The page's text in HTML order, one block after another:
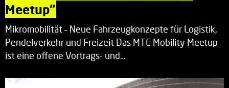
Meetup“
Mikromobilität – Neue Fahrzeugkonzepte für Logistik,
Pendelverkehr und Freizeit Das MTE Mobility Meetup
ist eine offene Vortrags- und…